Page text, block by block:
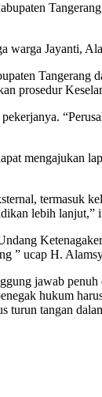
warga Jayanti,
prosedur
mengajukan
termasuk
lebih lanjut,”
” ucap H.
jawab
hukum
turun tangan